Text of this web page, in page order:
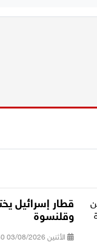
قطار إسرائيل
وقلنسوة
الأثنين 03/08/2026 15:50